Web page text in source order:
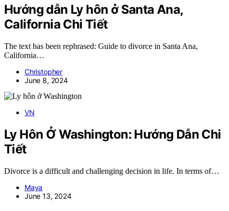
Hướng dẫn Ly hôn ở Santa Ana,
California Chi Tiết
The text has been rephrased: Guide to divorce in Santa Ana,
California…
Christopher
June 8, 2024
VN
Ly Hôn Ở Washington: Hướng Dẫn Chi
Tiết
Divorce is a difficult and challenging decision in life. In terms of…
Maya
June 13, 2024